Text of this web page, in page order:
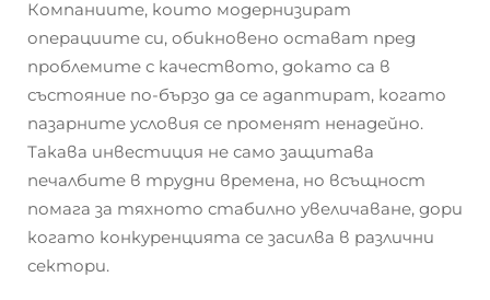
Компаниите, които модернизират
операциите си, обикновено остават пред
проблемите с качеството, докато са в
състояние по-бързо да се адаптират, когато
пазарните условия се променят ненадейно.
Такава инвестиция не само защитава
печалбите в трудни времена, но всъщност
помага за тяхното стабилно увеличаване, дори
когато конкуренцията се засилва в различни
сектори.